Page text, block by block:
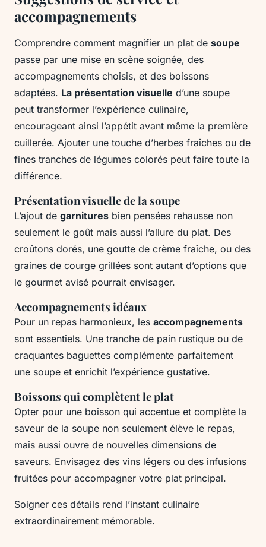
accompagnements
Comprendre comment magnifier un plat de soupe
passe par une mise en scène soignée, des
accompagnements choisis, et des boissons
adaptées. La présentation visuelle d’une soupe
peut transformer l’expérience culinaire,
encourageant ainsi l’appétit avant même la première
cuillerée. Ajouter une touche d’herbes fraîches ou de
fines tranches de légumes colorés peut faire toute la
différence.
Présentation visuelle de la soupe
L’ajout de garnitures bien pensées rehausse non
seulement le goût mais aussi l’allure du plat. Des
croûtons dorés, une goutte de crème fraîche, ou des
graines de courge grillées sont autant d’options que
le gourmet avisé pourrait envisager.
Accompagnements idéaux
Pour un repas harmonieux, les accompagnements
sont essentiels. Une tranche de pain rustique ou de
craquantes baguettes complémente parfaitement
une soupe et enrichit l’expérience gustative.
Boissons qui complètent le plat
Opter pour une boisson qui accentue et complète la
saveur de la soupe non seulement élève le repas,
mais aussi ouvre de nouvelles dimensions de
saveurs. Envisagez des vins légers ou des infusions
fruitées pour accompagner votre plat principal.
Soigner ces détails rend l’instant culinaire
extraordinairement mémorable.